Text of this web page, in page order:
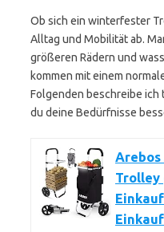
Ob sich ein winterfester
Alltag und Mobilität ab.
größeren Rädern und
kommen mit einem
Folgenden beschreibe
du deine Bedürfnisse
Arebos
Trolley